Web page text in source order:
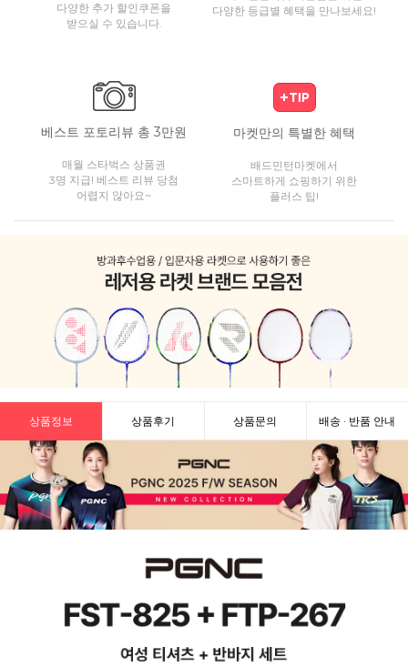
다양한 추가 할인쿠폰을
받으실 수 있습니다.
다양한 등급별 혜택을 만나보세요!
베스트 포토리뷰 총 3만원
매월 스타벅스 상품권
3명 지급! 베스트 리뷰 당첨
어렵지 않아요~
마켓만의 특별한 혜택
배드민턴마켓에서
스마트하게 쇼핑하기 위한
플러스 팁!
상품정보 상품후기 상품문의 배송 · 반품 안내